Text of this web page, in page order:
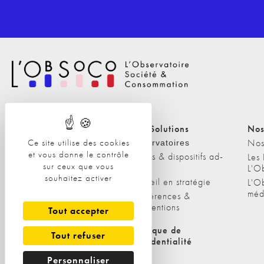
Ce site utilise des cookies
et vous donne le contrôle
sur ceux que vous
souhaitez activer
Tout accepter
Tout refuser
Personnaliser
Nos Solutions
A propos
L'équipe
Nos clients
Nos Solutions
Observatoires
Etudes & dispositifs ad-
Conseil en stratégie
Conférences &
interventions
Politique de cookies
Politique de
confidentialité